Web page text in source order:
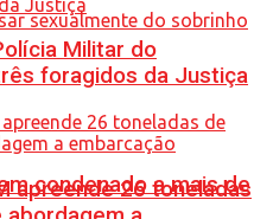
condenado a mais de
Militar do
foragidos da Justiça
apreende 26 toneladas